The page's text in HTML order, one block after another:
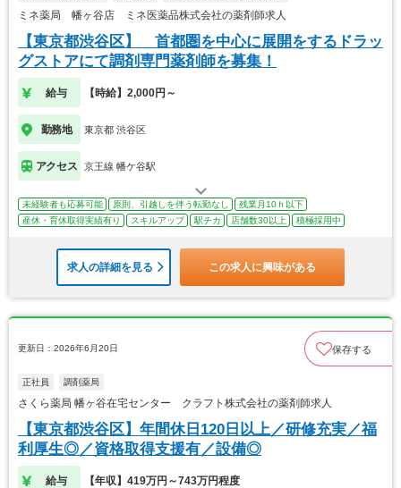
ミネ薬局 幡ヶ谷店 ミネ医薬品株式会社の薬剤師求人
【東京都渋谷区】 首都圏を中心に展開をするドラッ
グストアにて調剤専門薬剤師を募集！
給与 【時給】2,000円～
勤務地 東京都 渋谷区
アクセス 京王線 幡ケ谷駅
未経験者も応募可能 原則、引越しを伴う転勤なし
残業月10ｈ以下
産休・育休取得実績有り
スキルアップ 駅チカ 店舗数30以上 積極採用中
求人の詳細を見る この求人に興味がある
更新日：2026年6月20日 保存する
正社員 調剤薬局
さくら薬局 幡ヶ谷在宅センター クラフト株式会社の薬剤師求人
【東京都渋谷区】年間休日120日以上／研修充実／福
利厚生◎／資格取得支援有／設備◎
給与 【年収】419万円～743万円程度